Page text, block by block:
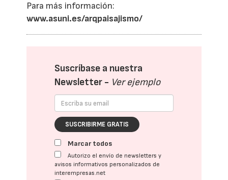
Para más información:
www.asuni.es/arqpaisajismo/
Suscríbase a nuestra
Newsletter - Ver ejemplo
SUSCRIBIRME GRATIS
Marcar todos
Autorizo el envío de newsletters y
avisos informativos personalizados de
interempresas.net